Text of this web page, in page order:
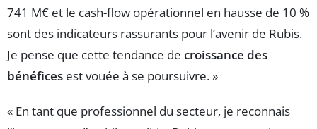
741 M€ et le cash-flow opérationnel en hausse de 10 %
sont des indicateurs rassurants pour l’avenir de Rubis.
Je pense que cette tendance de croissance des
bénéfices est vouée à se poursuivre. »
« En tant que professionnel du secteur, je reconnais